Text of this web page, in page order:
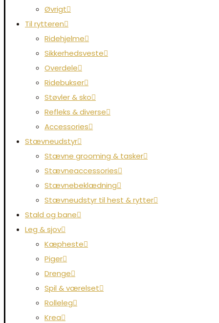
Øvrigt
Til rytteren
Ridehjelme
Sikkerhedsveste
Overdele
Ridebukser
Støvler & sko
Refleks & diverse
Accessories
Stævneudstyr
Stævne grooming & tasker
Stævneaccessories
Stævnebeklædning
Stævneudstyr til hest & rytter
Stald og bane
Leg & sjov
Kæpheste
Piger
Drenge
Spil & værelset
Rolleleg
Krea